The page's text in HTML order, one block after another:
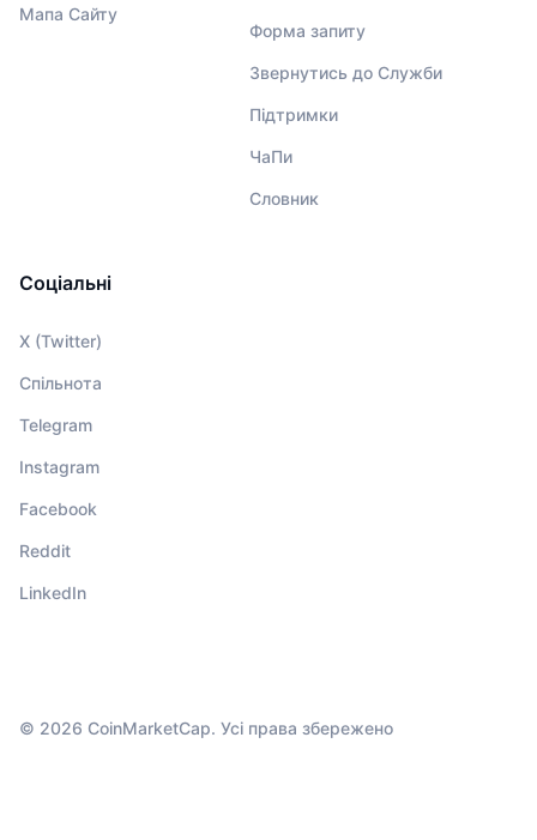
Мапа Сайту
Форма запиту
Звернутись до Служби
Підтримки
ЧаПи
Словник
Соціальні
X (Twitter)
Спільнота
Telegram
Instagram
Facebook
Reddit
LinkedIn
© 2026 CoinMarketCap. Усі права збережено